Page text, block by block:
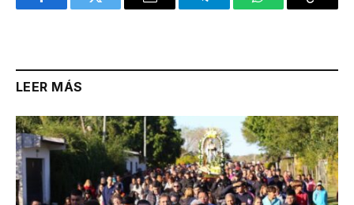
FacebookTwitter Email TelegramWhatsAppCopy
LEER MÁS